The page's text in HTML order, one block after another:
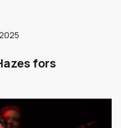
fors